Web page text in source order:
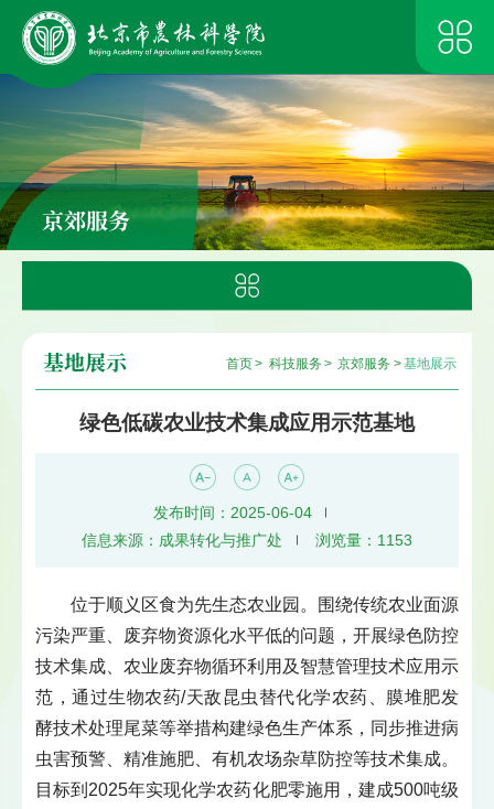
京郊服务
首页> 科技服务 > 京郊服务 >基地展示
基地展示
绿色低碳农业技术集成应用示范基地
发布时间：2025-06-04
信息来源：成果转化与推广处
浏览量： 1153
位于顺义区食为先生态农业园。围绕传统农业面源
污染严重、废弃物资源化水平低的问题，开展绿色防控
技术集成、农业废弃物循环利用及智慧管理技术应用示
范，通过生物农药/天敌昆虫替代化学农药、膜堆肥发
酵技术处理尾菜等举措构建绿色生产体系，同步推进病
虫害预警、精准施肥、有机农场杂草防控等技术集成。
目标到2025年实现化学农药化肥零施用，建成500吨级